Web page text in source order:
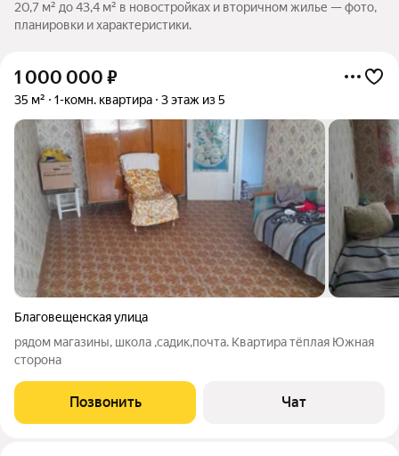
20,7 м² до 43,4 м² в новостройках и вторичном жилье — фото,
планировки и характеристики.
1 000 000 ₽
35 м² 1-комн. квартира 3 этаж из 5
Благовещенская улица
рядом магазины, школа ,садик,почта. Квартира тёплая Южная
сторона
Позвонить Чат